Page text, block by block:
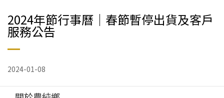
2024年節行事曆｜春節暫停出貨及客戶
服務公告
2024-01-08